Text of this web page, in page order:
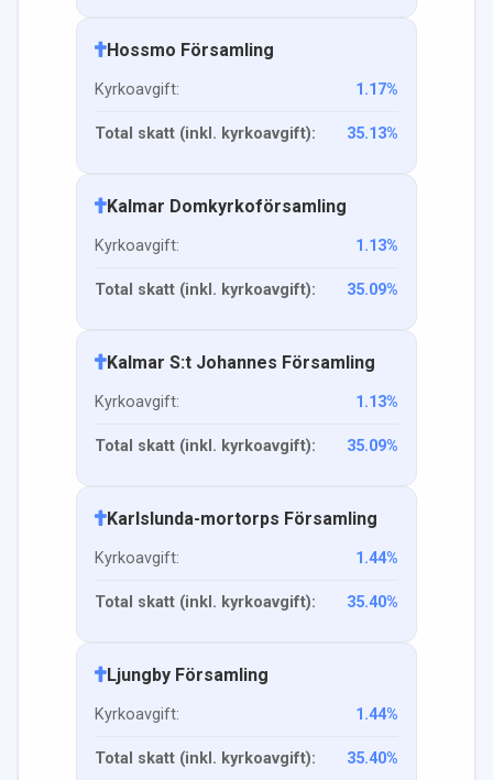
Hossmo Församling
Kyrkoavgift: 1.17%
Total skatt (inkl. kyrkoavgift): 35.13%
Kalmar Domkyrkoförsamling
Kyrkoavgift: 1.13%
Total skatt (inkl. kyrkoavgift): 35.09%
Kalmar S:t Johannes Församling
Kyrkoavgift: 1.13%
Total skatt (inkl. kyrkoavgift): 35.09%
Karlslunda-mortorps Församling
Kyrkoavgift: 1.44%
Total skatt (inkl. kyrkoavgift): 35.40%
Ljungby Församling
Kyrkoavgift: 1.44%
Total skatt (inkl. kyrkoavgift): 35.40%